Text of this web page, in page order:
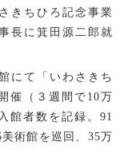
きちひろ記念事業
長に箕田源二郎就
にて「いわさきち
催（３週間で10万
館者数を記録。91
術館を巡回、35万